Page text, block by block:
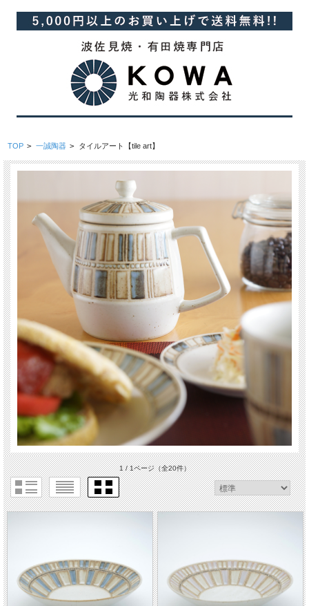
TOP > 一誠陶器 > タイルアート【tile art】
1 / 1ページ（全20件）